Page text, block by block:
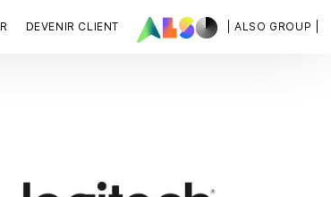
| ALSO GROUP |
DEVENIR CLIENT